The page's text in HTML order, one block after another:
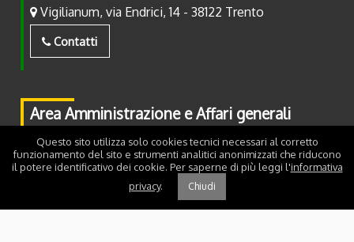
Vigilianum, via Endrici, 14 - 38122 Trento
Contatti
Area Amministrazione e Affari generali
Piazza Fiera, 2 - 38122 Trento
Contatti
Questo sito utilizza solo cookies tecnici necessari al corretto
funzionamento del sito e strumenti analitici anonimizzati che riducono
il potere identificativo dei cookie. Per saperne di più leggi l'informativa
privacy. Chiudi